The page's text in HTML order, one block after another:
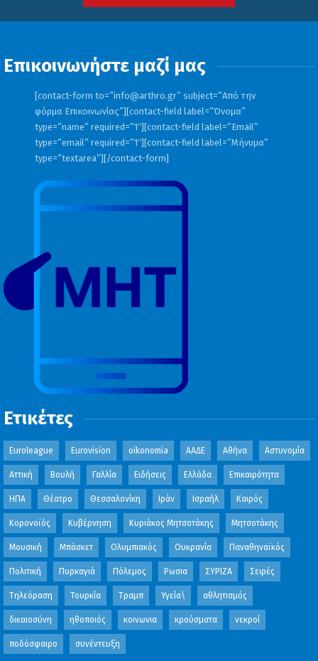
Επικοινωνήστε μαζί μας
[contact-form to=”info@arthro.gr” subject=”Από την
φόρμα Επικοινωνίας”][contact-field label=”Όνομα”
type=”name” required=”1″][contact-field label=”Email”
type=”email” required=”1″][contact-field label=”Μήνυμα”
type=”textarea”][/contact-form]
Ετικέτες
Euroleague Eurovision oikonomia ΑΑΔΕ Αθήνα Αστυνομία
Αττική Βουλή Γαλλία Ειδήσεις Ελλάδα Επικαιρότητα
ΗΠΑ Θέατρο Θεσσαλονίκη Ιράν Ισραήλ Καιρός
Κορονοϊός Κυβέρνηση Κυριάκος Μητσοτάκης Μητσοτάκης
Μουσική Μπάσκετ Ολυμπιακός Ουκρανία Παναθηναϊκός
Πολιτική Πυρκαγιά Πόλεμος Ρωσια ΣΥΡΙΖΑ Σειρές
Τηλεόραση Τουρκία Τραμπ Υγεία\ αθλητισμός
δικαιοσύνη ηθοποιός κοινωνια κρούσματα νεκροί
ποδόσφαιρο συνέντευξη